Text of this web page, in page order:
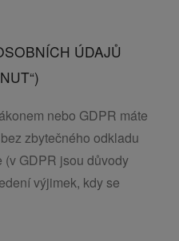
ÚDAJŮ
nebo GDPR máte
zbytečného odkladu
GDPR jsou důvody
výjimek, kdy se